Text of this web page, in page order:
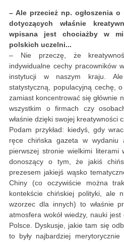
– Ale przecież np. ogłoszenia o
dotyczących właśnie
wpisana jest chociażby w
polskich uczelni...
– Nie przeczę, że
indywidualne cechy pracowników
instytucji w naszym kraju.
statystyczną, populacyjną cechę,
zamiast koncentrować się głównie
wszystkim o firmach czy
właśnie dzięki swojej kreatywności
Podam przykład: kiedyś, gdy
ręce chińska gazeta w wydaniu
pierwszej stronie wielkimi literami
donoszący o tym, że jakiś
prezesem jakiejś wąsko
Chiny (co oczywiście można
kontekście chińskiej polityki, ale
wzorzec dla innych) to właśnie
atmosfera wokół wiedzy, nauki
Polsce. Dyskusje, jakie tam się
to były najbardziej